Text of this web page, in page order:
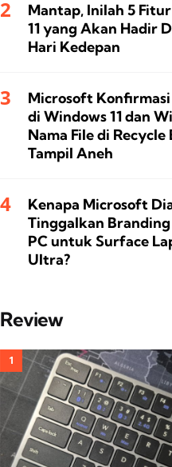
Mantap, Inilah 5
11 yang Akan Hadir
Hari Kedepan
Microsoft
di Windows 11 dan
Nama File di Recycle
Tampil Aneh
Kenapa Microsoft
Tinggalkan
PC untuk Surface
Ultra?
Review